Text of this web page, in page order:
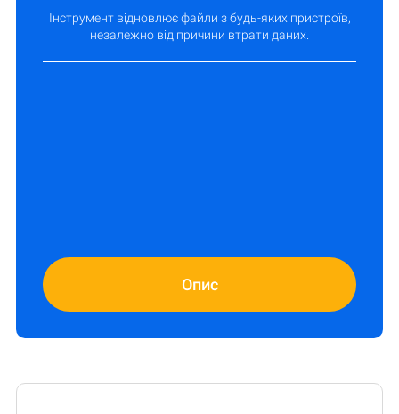
Інструмент відновлює файли з будь-яких пристроїв,
незалежно від причини втрати даних.
Опис